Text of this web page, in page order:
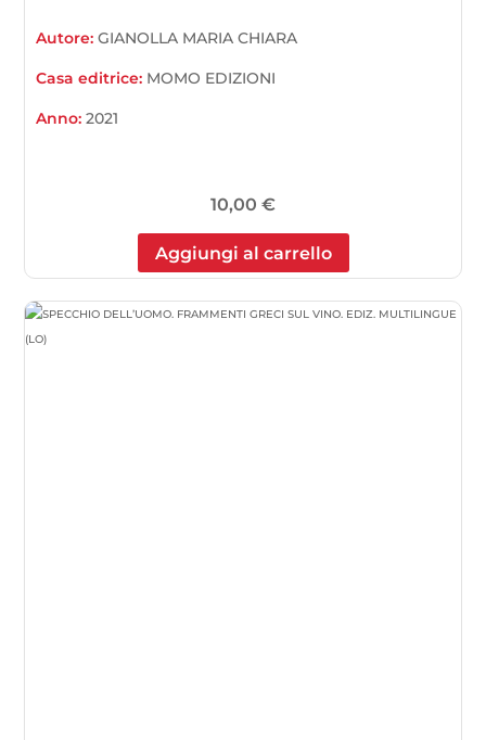
Autore:GIANOLLA MARIA CHIARA
Casa editrice: MOMO EDIZIONI
Anno:2021
10,00 €
Aggiungi al carrello